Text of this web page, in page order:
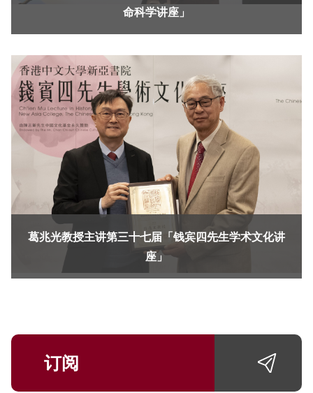
命科学讲座」
葛兆光教授主讲第三十七届「钱宾四先生学术文化讲
座」
订阅